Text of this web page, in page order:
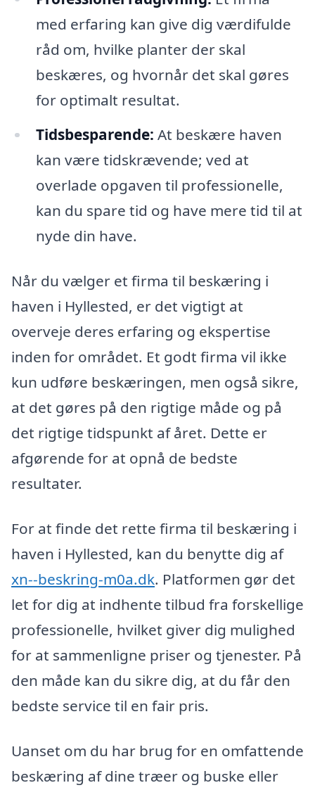
med erfaring kan give dig værdifulde
råd om, hvilke planter der skal
beskæres, og hvornår det skal gøres
for optimalt resultat.
Tidsbesparende: At beskære haven
kan være tidskrævende; ved at
overlade opgaven til professionelle,
kan du spare tid og have mere tid til at
nyde din have.
Når du vælger et firma til beskæring i
haven i Hyllested, er det vigtigt at
overveje deres erfaring og ekspertise
inden for området. Et godt firma vil ikke
kun udføre beskæringen, men også sikre,
at det gøres på den rigtige måde og på
det rigtige tidspunkt af året. Dette er
afgørende for at opnå de bedste
resultater.
For at finde det rette firma til beskæring i
haven i Hyllested, kan du benytte dig af
xn--beskring-m0a.dk. Platformen gør det
let for dig at indhente tilbud fra forskellige
professionelle, hvilket giver dig mulighed
for at sammenligne priser og tjenester. På
den måde kan du sikre dig, at du får den
bedste service til en fair pris.
Uanset om du har brug for en omfattende
beskæring af dine træer og buske eller